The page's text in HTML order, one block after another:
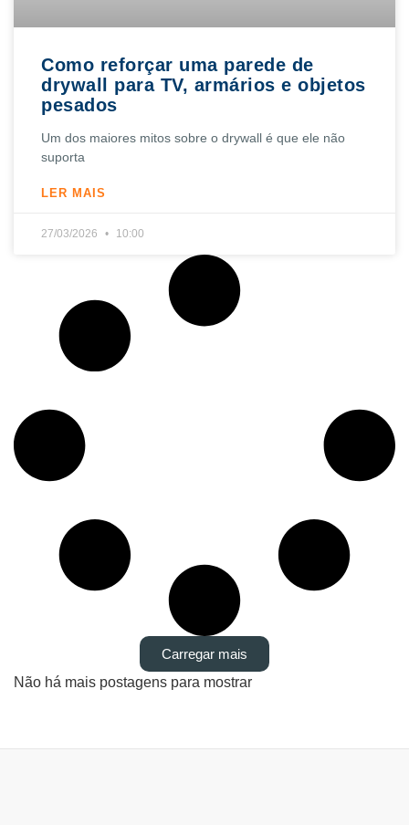
Como reforçar uma parede de
drywall para TV, armários e objetos
pesados
Um dos maiores mitos sobre o drywall é que ele não
suporta
LER MAIS
27/03/2026 10:00
Carregar mais
Não há mais postagens para mostrar